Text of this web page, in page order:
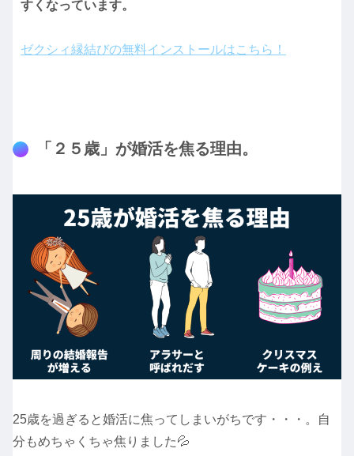
すくなっています。
ゼクシィ縁結びの無料インストールはこちら！
「２５歳」が婚活を焦る理由。
25歳を過ぎると婚活に焦ってしまいがちです・・・。自
分もめちゃくちゃ焦りました💦